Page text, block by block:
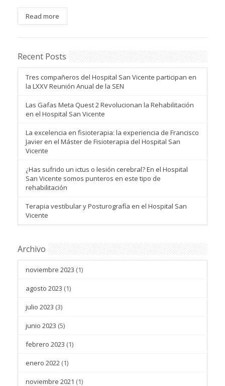
Read more
Recent Posts
Tres compañeros del Hospital San Vicente participan en
la LXXV Reunión Anual de la SEN
Las Gafas Meta Quest 2 Revolucionan la Rehabilitación
en el Hospital San Vicente
La excelencia en fisioterapia: la experiencia de Francisco
Javier en el Máster de Fisioterapia del Hospital San
Vicente
¿Has sufrido un ictus o lesión cerebral? En el Hospital
San Vicente somos punteros en este tipo de
rehabilitación
Terapia vestibular y Posturografía en el Hospital San
Vicente
Archivo
noviembre 2023 (1)
agosto 2023 (1)
julio 2023 (3)
junio 2023 (5)
febrero 2023 (1)
enero 2022 (1)
noviembre 2021 (1)